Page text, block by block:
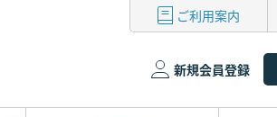
ご利用案内
新規会員登録